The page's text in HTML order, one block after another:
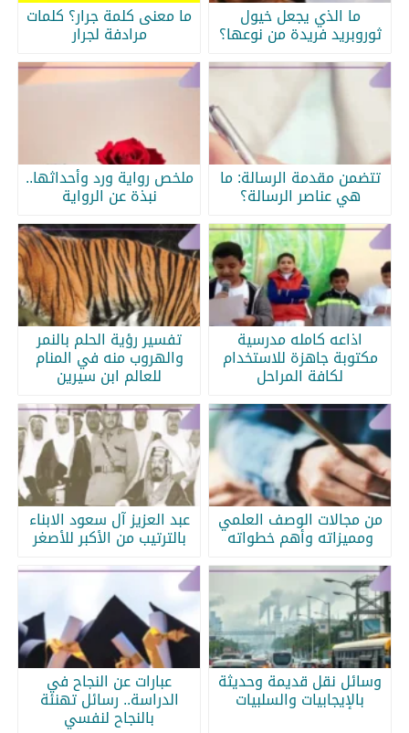
ما الذي يجعل خيول
ثوروبريد فريدة من نوعها؟
ما معنى كلمة جرار؟ كلمات
مرادفة لجرار
تتضمن مقدمة الرسالة: ما
هي عناصر الرسالة؟
ملخص رواية ورد وأحداثها..
نبذة عن الرواية
اذاعه كامله مدرسية
مكتوبة جاهزة للاستخدام
لكافة المراحل
تفسير رؤية الحلم بالنمر
والهروب منه في المنام
للعالم ابن سيرين
من مجالات الوصف العلمي
ومميزاته وأهم خطواته
عبد العزيز آل سعود الابناء
بالترتيب من الأكبر للأصغر
وسائل نقل قديمة وحديثة
بالإيجابيات والسلبيات
عبارات عن النجاح في
الدراسة.. رسائل تهنئة
بالنجاح لنفسي